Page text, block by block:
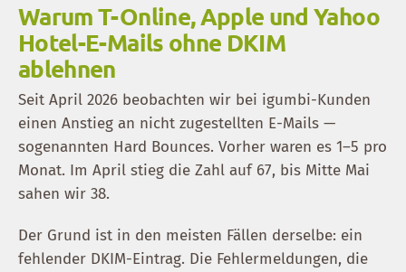
Warum T-Online, Apple und Yahoo
Hotel-E-Mails ohne DKIM
ablehnen
Seit April 2026 beobachten wir bei igumbi-Kunden
einen Anstieg an nicht zugestellten E-Mails —
sogenannten Hard Bounces. Vorher waren es 1–5 pro
Monat. Im April stieg die Zahl auf 67, bis Mitte Mai
sahen wir 38.
Der Grund ist in den meisten Fällen derselbe: ein
fehlender DKIM-Eintrag. Die Fehlermeldungen, die